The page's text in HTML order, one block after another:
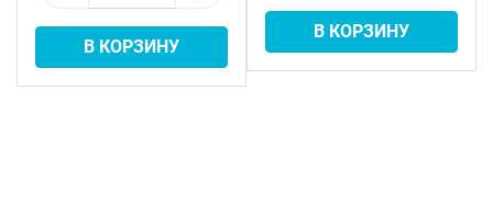
В КОРЗИНУ
В КОРЗИНУ